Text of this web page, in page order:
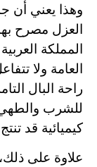
وهذا يعني أن
العزل مصرح
المملكة
العامة ولا
راحة البال
للشرب
كيميائية قد
علاوة على ذلك،